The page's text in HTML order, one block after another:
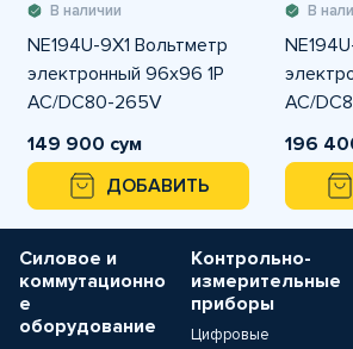
В наличии
NE194U-9X1 Вольтметр
электронный 96x96 1P
AC/DC80-265V
однофазный
149 900 сум
ДОБАВИТЬ
В
AC/
196
Силовое и
коммутационно
е
оборудование
Контрольно-
измерительные
приборы
Цифровые